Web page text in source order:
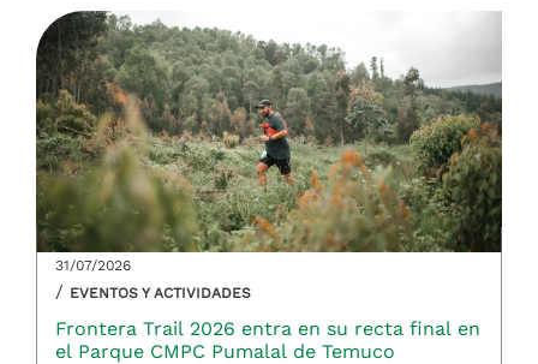
31/07/2026
/ EVENTOS Y ACTIVIDADES
Frontera Trail 2026 entra en su recta final en
el Parque CMPC Pumalal de Temuco